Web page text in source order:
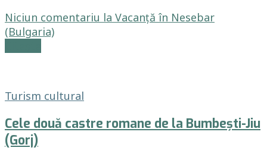
Niciun comentariu la Vacanță în Nesebar
(Bulgaria)
Turism cultural
Cele două castre romane de la Bumbești-Jiu
(Gorj)